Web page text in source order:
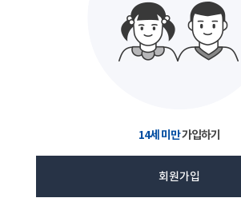
14세 미만가입하기
회원가입